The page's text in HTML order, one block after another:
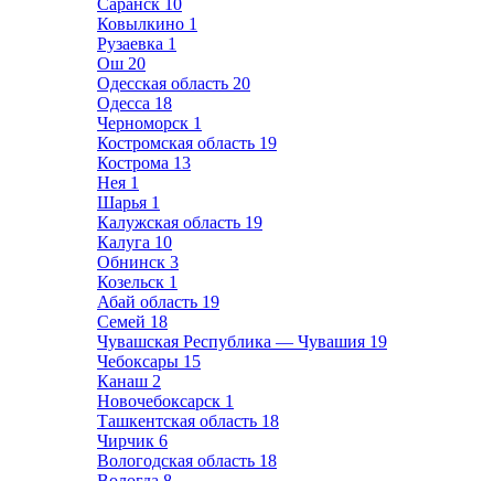
Саранск 10
Ковылкино 1
Рузаевка 1
Ош 20
Одесская область 20
Одесса 18
Черноморск 1
Костромская область 19
Кострома 13
Нея 1
Шарья 1
Калужская область 19
Калуга 10
Обнинск 3
Козельск 1
Абай область 19
Семей 18
Чувашская Республика — Чувашия 19
Чебоксары 15
Канаш 2
Новочебоксарск 1
Ташкентская область 18
Чирчик 6
Вологодская область 18